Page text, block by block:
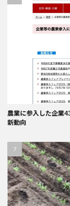
農業に参入した企業
新動向